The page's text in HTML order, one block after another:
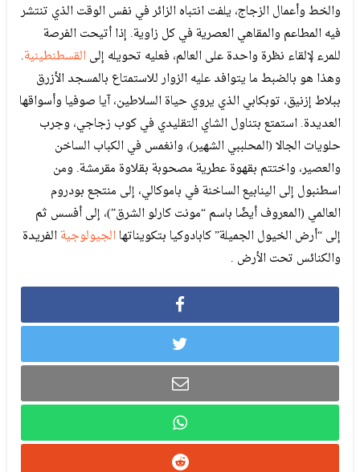
والخط وأعمال الزجاج، يلفت انتباه الزائر في نفس الوقت الذي تنتشر
فيه المطاعم والمقاهي العصرية في كل زاوية. إذا أتيحت الفرصة
للمرء لإلقاء نظرة واحدة على العالم، فعليه تحويله إلىالقسطنطينية.
وهذا هو بالضبط ما يتوافد عليه الزوار للاستمتاع بالمسجد الأزرق
ببلاط إزنيق، توبكابي الذي يروي حياة السلاطين، آيا صوفيا وأسواقها
العديدة. استمتع بتناول الشاي التقليدي في كوب زجاجي، وجرب
حلويات الجالا (المحلببي الشهير)، وانغمس في الكباب الساخن
والعصير، واختتم بقهوة عطرية مصحوبة بقلاوة مقرمشة. ومن
اسطنبول إلى الينابيع الساخنة في باموكالي، إلى منتجع بودروم
العالمي (المعروف أيضًا باسم “مونت كارلو الشرق”)، إلى أفسس ثم
إلى “أرض الخيول الجميلة” كابادوكيا بتكويناتهاالجيولوجيةالفريدة
والكنائس تحت الأرض .